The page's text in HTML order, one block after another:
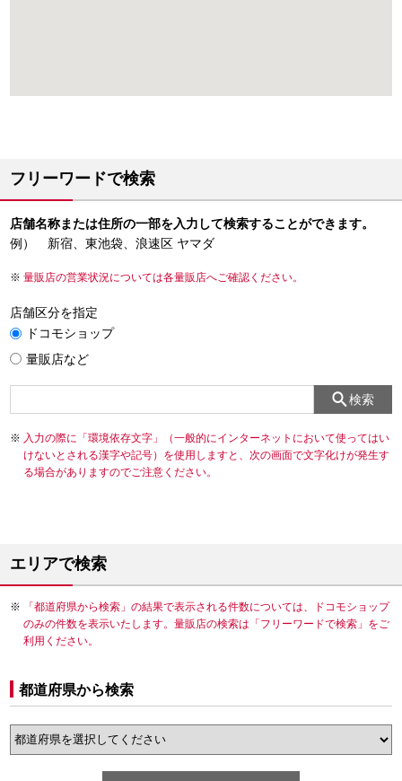
フリーワードで検索
店舗名称または住所の一部を入力して検索することができます。
例） 新宿、東池袋、浪速区 ヤマダ
量販店の営業状況については各量販店へご確認ください。
店舗区分を指定
ドコモショップ
量販店など
検索
入力の際に「環境依存文字」（一般的にインターネットにおいて使ってはい
けないとされる漢字や記号）を使用しますと、次の画面で文字化けが発生す
る場合がありますのでご注意ください。
エリアで検索
「都道府県から検索」の結果で表示される件数については、ドコモショップ
のみの件数を表示いたします。量販店の検索は「フリーワードで検索」をご
利用ください。
都道府県から検索